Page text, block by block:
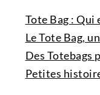
Tote Bag : Qui
Le Tote Bag,
Des Totebags
Petites